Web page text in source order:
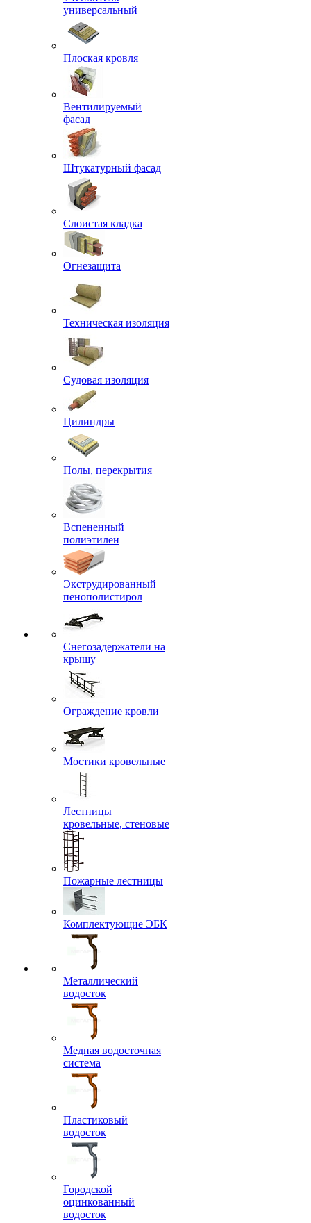
универсальный
Плоская кровля
Вентилируемый
фасад
Штукатурный фасад
Слоистая кладка
Огнезащита
Техническая изоляция
Судовая изоляция
Цилиндры
Полы, перекрытия
Вспененный
полиэтилен
Экструдированный
пенополистирол
Снегозадержатели на
крышу
Ограждение кровли
Мостики кровельные
Лестницы
кровельные, стеновые
Пожарные лестницы
Комплектующие ЭБК
Металлический
водосток
Медная водосточная
система
Пластиковый
водосток
Городской
оцинкованный
водосток